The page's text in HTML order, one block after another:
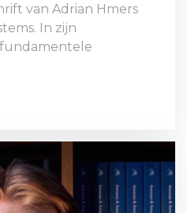
van Adrian Hmers
In zijn